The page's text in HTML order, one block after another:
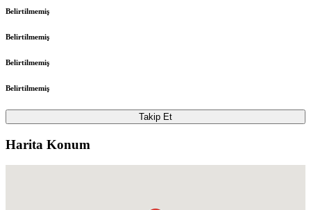
Belirtilmemiş
Belirtilmemiş
Belirtilmemiş
Belirtilmemiş
Takip Et
Harita Konum